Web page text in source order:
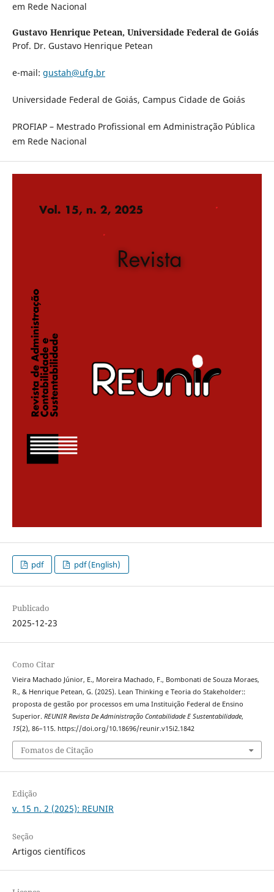
em Rede Nacional
Gustavo Henrique Petean, Universidade Federal de Goiás
Prof. Dr. Gustavo Henrique Petean
e-mail: gustah@ufg.br
Universidade Federal de Goiás, Campus Cidade de Goiás
PROFIAP – Mestrado Profissional em Administração Pública
em Rede Nacional
pdf pdf (English)
Publicado
2025-12-23
Como Citar
Vieira Machado Júnior, E., Moreira Machado, F., Bombonati de Souza Moraes,
R., & Henrique Petean, G. (2025). Lean Thinking e Teoria do Stakeholder::
proposta de gestão por processos em uma Instituição Federal de Ensino
Superior. REUNIR Revista De Administração Contabilidade E Sustentabilidade,
15(2), 86–115. https://doi.org/10.18696/reunir.v15i2.1842
Fomatos de Citação
Edição
v. 15 n. 2 (2025): REUNIR
Seção
Artigos científicos